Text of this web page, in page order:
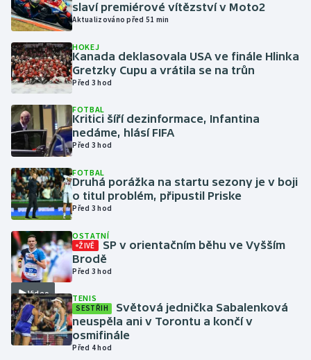
Házená
Jezdectví
Judo
Krasobruslení
Lezení
Lyže a snowboard
Moderní pětiboj
Motorsport
Olympijské hry
Parasport
Plavání
slaví premiérové vítězství v Moto2
Aktualizováno před 51 min
HOKEJ
Kanada deklasovala USA ve finále Hlinka
Gretzky Cupu a vrátila se na trůn
Před 3 hod
FOTBAL
Kritici šíří dezinformace, Infantina
nedáme, hlásí FIFA
Před 3 hod
FOTBAL
Druhá porážka na startu sezony je v boji
o titul problém, připustil Priske
Před 3 hod
Video
OSTATNÍ
ŽIVĚ
SP v orientačním běhu ve Vyšším
Brodě
Před 3 hod
TENIS
SESTŘIH
Světová jednička Sabalenková
neuspěla ani v Torontu a končí v
osmifinále
Před 4 hod